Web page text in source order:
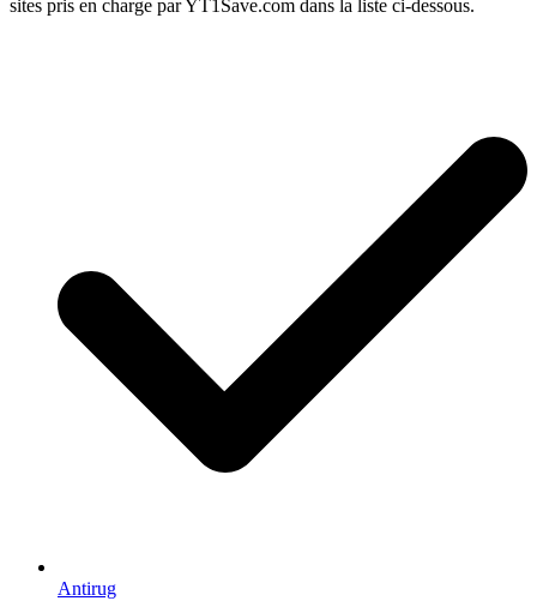
sites pris en charge par YT1Save.com dans la liste ci-dessous.
Antirug